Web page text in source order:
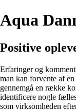
Aqua
Positive
Erfaringer og
man kan forvente af
gennemgå en række
identificere nogle
som virksomheden